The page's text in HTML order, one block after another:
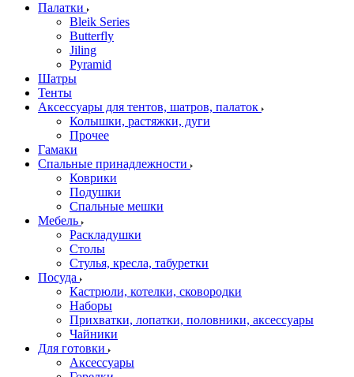
Палатки
Bleik Series
Butterfly
Jiling
Pyramid
Шатры
Тенты
Аксессуары для тентов, шатров, палаток
Колышки, растяжки, дуги
Прочее
Гамаки
Спальные принадлежности
Коврики
Подушки
Спальные мешки
Мебель
Раскладушки
Столы
Стулья, кресла, табуретки
Посуда
Кастрюли, котелки, сковородки
Наборы
Прихватки, лопатки, половники, аксессуары
Чайники
Для готовки
Аксессуары